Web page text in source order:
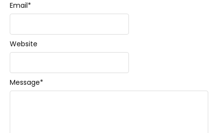
Message*
Email*
Website